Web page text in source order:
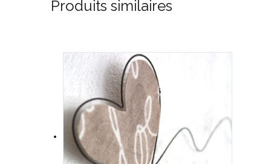
Produits similaires